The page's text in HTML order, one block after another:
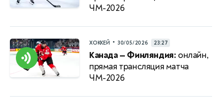
ЧМ-2026
ХОККЕЙ • 30/05/2026 23:27
Канада — Финляндия: онлайн,
прямая трансляция матча
ЧМ-2026